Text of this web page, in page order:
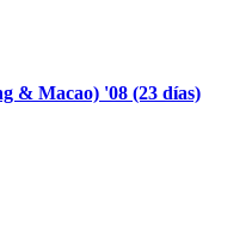
& Macao) '08 (23 días)